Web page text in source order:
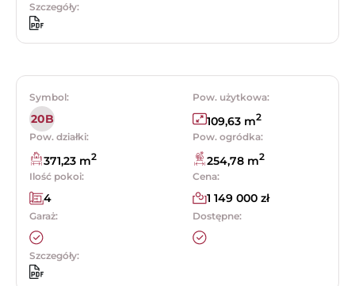
Szczegóły:
Symbol:
20B
Pow. użytkowa:
109,63 m2
Pow. działki:
371,23 m2
Pow. ogródka:
254,78 m2
Ilość pokoi:
4
Cena:
1 149 000 zł
Garaż: Dostępne:
Szczegóły: